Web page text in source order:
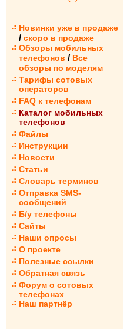
Новинки уже в продаже
/ скоро в продаже
Обзоры мобильных
телефонов / Все
обзоры по моделям
Тарифы сотовых
операторов
FAQ к телефонам
Каталог мобильных
телефонов
Файлы
Инструкции
Новости
Статьи
Словарь терминов
Отправка SMS-
сообщений
Б/у телефоны
Сайты
Наши опросы
О проекте
Полезные ссылки
Обратная связь
Форум о сотовых
телефонах
Наш партнёр